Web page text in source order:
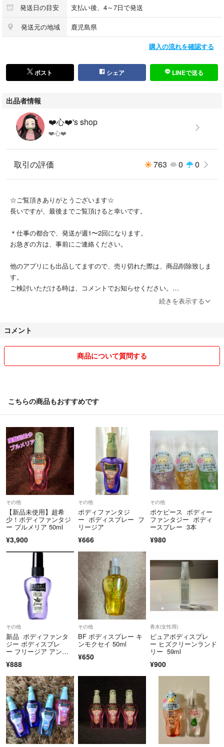
発送日の目安 支払い後、4～7日で発送
発送元の地域 鹿児島県
購入の流れを確認する
ポスト シェア LINEで送る
出品者情報
❤️心❤️'s shop
❤️心❤️
取引の評価 763 0 0
☆ご覧頂きありがとうございます☆
長いですが、最後までご覧頂けると幸いです。
＊仕事の都合で、発送が週1〜2回になります。
お急ぎの方は、事前にご連絡ください。
他のアプリにも出品してますので、売り切れた際は、商品削除致しま
す。
ご検討いただける時は、コメントでお知らせください。
新品でもパッケージにダメージがあったり、未開封だと中の状態は分か
ご希望がありましたら、開封して検品致します。
発送後にイメージと違った…等困りますので、購入前に納得いくまで質
おまとめ割ございますので、下の商品もご覧下さい。
削除し忘れて、売り切れの可能性もありますので、ご購入前にコメント
発送につきましては、コスト削減の為プチプチなし、自宅にある物で梱
包致します。
重量・厚みの関係で箱なし・圧縮・袋を入れ替えて発送する場合があり
ます。
梱包材は、殆どがリサイクルですので、気にされる方は、事前にご連絡
下さい。
発送は、一番安価な方法になります。
発送方法変更もありますのでご了承ください。
発送後の事故等につきましては、責任をとることが出来ません。
不安な方は、料金上乗せで保証ありにしますので、ご連絡下さい。
また、住所間違いや受取期間経過により戻ってきた場合は、再送料金頂
きます。
気持ちの良いお取引をしたいので、宜しくお願い致します♪
続きを表示する
コメント
商品について質問する
こちらの商品もおすすめです
その他
【新品未使用】超希
少！ボディファンタジ
ー プルメリア 50ml
¥3,900
その他
ボディファンタジ
ー ボディスプレー フ
リージア
¥666
その他
ポケピース ボディー
ファンタジー ボディ
ースプレー 3本
¥980
その他
新品 ボディファンタ
ジー ボディスプレ
ー フリージア アン
¥888
その他
BF ボディスプレー キ
ンモクセイ 50ml
¥650
香水(女性用)
ピュアボディスプレ
ー ヒズクリーンランド
リー 59ml
¥900